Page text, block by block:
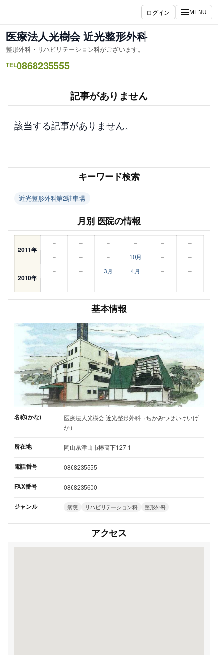
を
ス
キ
ッ
ログイン MENU
医療法人光樹会 近光整形外科
整形外科・リハビリテーション科がございます。
TEL0868235555
記事がありません
該当する記事がありません。
キーワード検索
近光整形外科第2駐車場
月別 医院の情報
2011年
– – – – –
–
–
– – 10月 – –
2010年
– – 3月 4月 –
–
–
– – – – –
基本情報
名称(かな)
医療法人光樹会 近光整形外科（ちかみつせいけいげ
か）
所在地 岡山県津山市椿高下127-1
電話番号 0868235555
FAX番号 0868235600
ジャンル 病院 リハビリテーション科 整形外科
アクセス